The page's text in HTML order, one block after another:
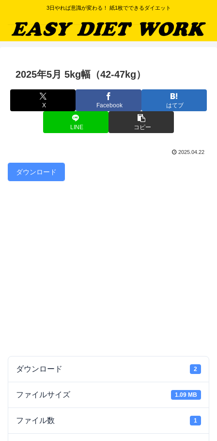
3日やれば意識が変わる！ 紙1枚でできるダイエット
2025年5月 5kg幅（42-47kg）
X Facebook はてブ
LINE コピー
2025.04.22
ダウンロード
ダウンロード 2
ファイルサイズ 1.09 MB
ファイル数 1